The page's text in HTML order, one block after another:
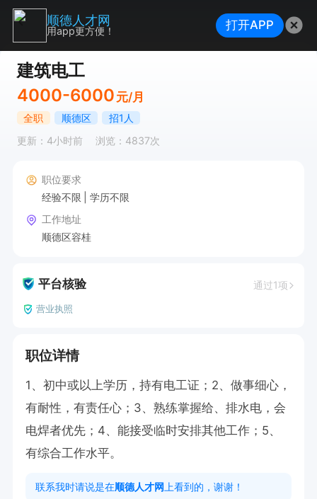
建筑电工
4000-6000 元/月
全职 顺德区
招1人
更新：4小时前
浏览：4837次
职位要求
经验不限
学历不限
工作地址
顺德区容桂
平台核验 通过1项
营业执照
职位详情
1、初中或以上学历，持有电工证；2、做事细心，
有耐性，有责任心；3、熟练掌握给、排水电，会
电焊者优先；4、能接受临时安排其他工作；5、
有综合工作水平。
联系我时请说是在顺德人才网 上看到的，谢谢！
顺德人才网
用app更方便！ 打开APP